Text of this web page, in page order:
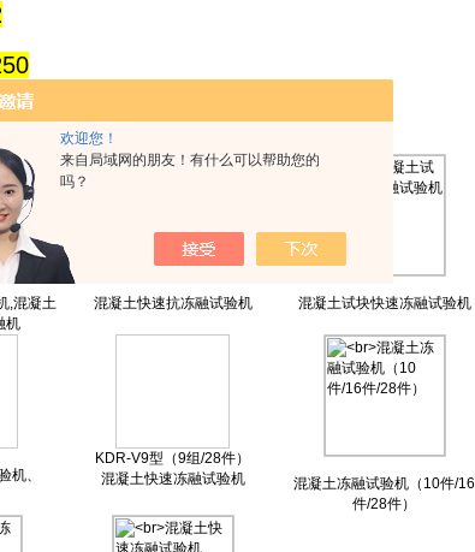
欢迎您！
来自局域网的朋友！有什么可以帮助您的
吗？
,混凝土
机
混凝土快速抗冻融试验机 混凝土试块快速冻融试验机
机、
KDR-V9型（9组/28件）
混凝土快速冻融试验机
混凝土冻融试验机（10件/16
件/28件）